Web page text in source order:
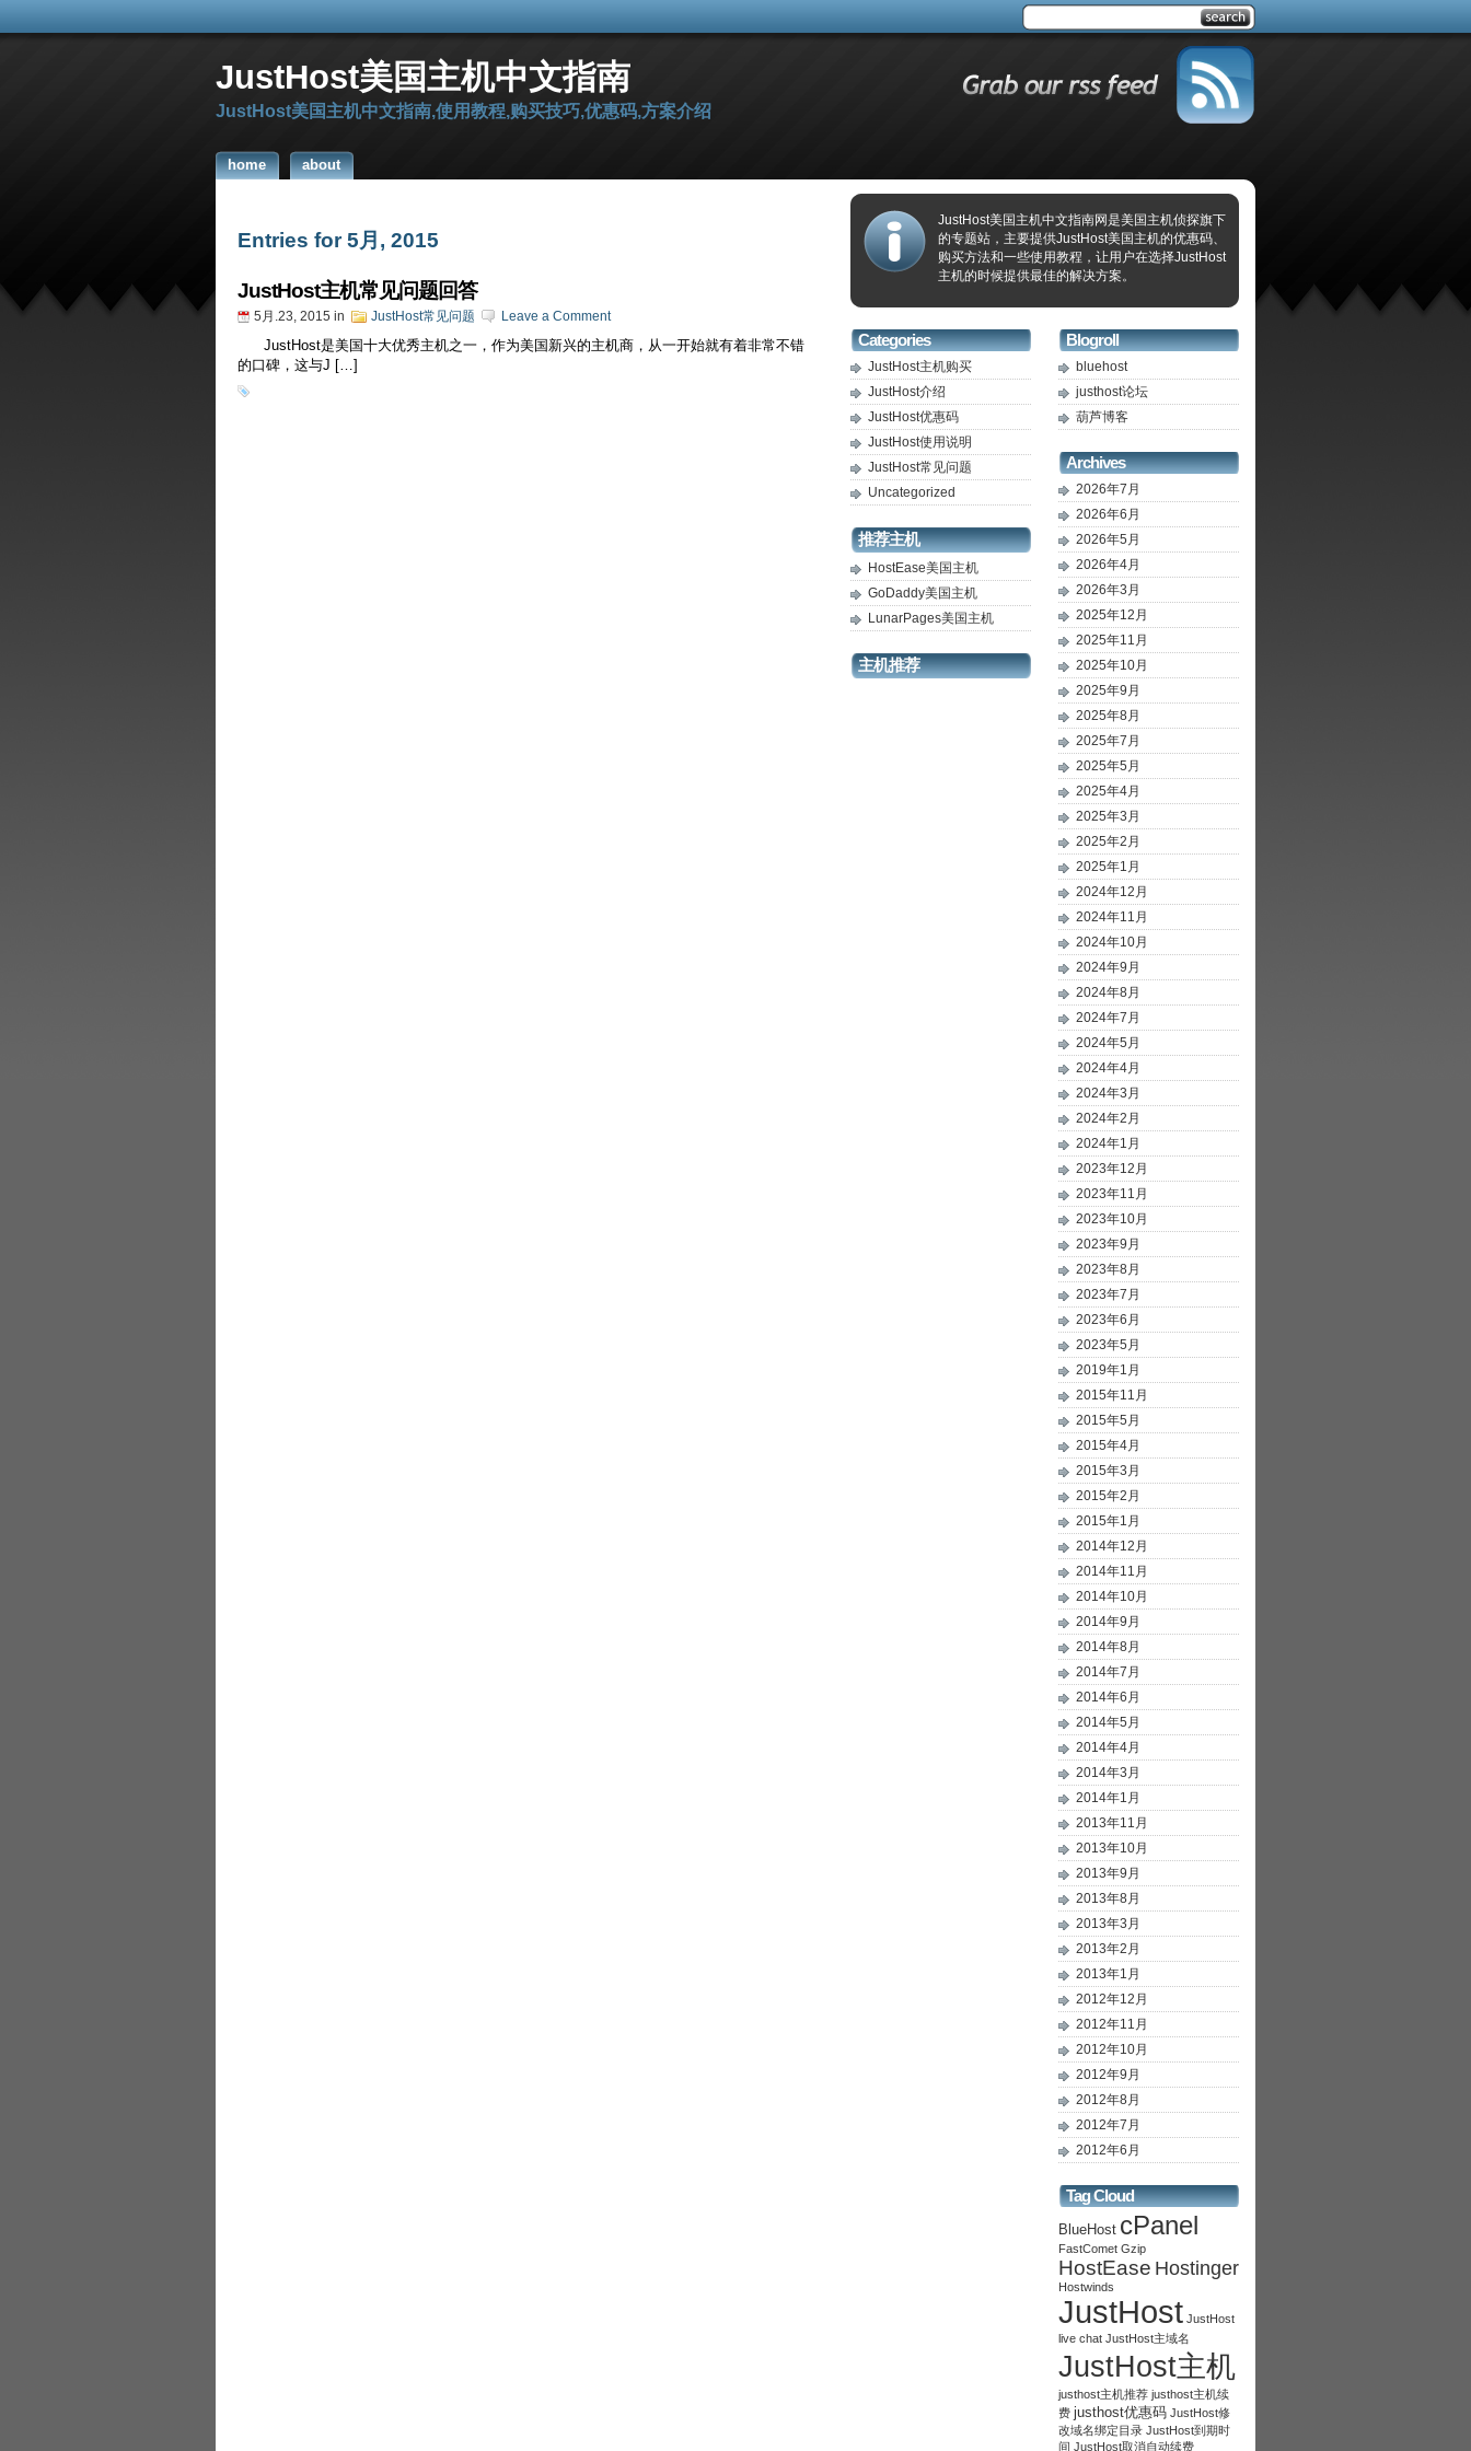
JustHost美国主机中文指南
JustHost美国主机中文指南,使用教程,购买技巧,优惠码,方案介绍
home about
Entries for 5月, 2015
JustHost主机常见问题回答
5月.23, 2015 in JustHost常见问题 Leave a Comment
JustHost是美国十大优秀主机之一，作为美国新兴的主机商，从一开始就有着非常不错
的口碑，这与J […]
JustHost美国主机中文指南网是美国主机侦探旗下
的专题站，主要提供JustHost美国主机的优惠码、
购买方法和一些使用教程，让用户在选择JustHost
主机的时候提供最佳的解决方案。
Categories
JustHost主机购买
JustHost介绍
JustHost优惠码
JustHost使用说明
JustHost常见问题
Uncategorized
推荐主机
HostEase美国主机
GoDaddy美国主机
LunarPages美国主机
主机推荐
Blogroll
bluehost
justhost论坛
葫芦博客
Archives
2026年7月
2026年6月
2026年5月
2026年4月
2026年3月
2025年12月
2025年11月
2025年10月
2025年9月
2025年8月
2025年7月
2025年5月
2025年4月
2025年3月
2025年2月
2025年1月
2024年12月
2024年11月
2024年10月
2024年9月
2024年8月
2024年7月
2024年5月
2024年4月
2024年3月
2024年2月
2024年1月
2023年12月
2023年11月
2023年10月
2023年9月
2023年8月
2023年7月
2023年6月
2023年5月
2019年1月
2015年11月
2015年5月
2015年4月
2015年3月
2015年2月
2015年1月
2014年12月
2014年11月
2014年10月
2014年9月
2014年8月
2014年7月
2014年6月
2014年5月
2014年4月
2014年3月
2014年1月
2013年11月
2013年10月
2013年9月
2013年8月
2013年3月
2013年2月
2013年1月
2012年12月
2012年11月
2012年10月
2012年9月
2012年8月
2012年7月
2012年6月
Tag Cloud
BlueHost cPanel
FastComet Gzip
HostEase Hostinger
Hostwinds
JustHost JustHost
live chat JustHost主域名
JustHost主机
justhost主机推荐 justhost主机续
费 justhost优惠码 JustHost修
改域名绑定目录 JustHost到期时
间 JustHost取消自动续费